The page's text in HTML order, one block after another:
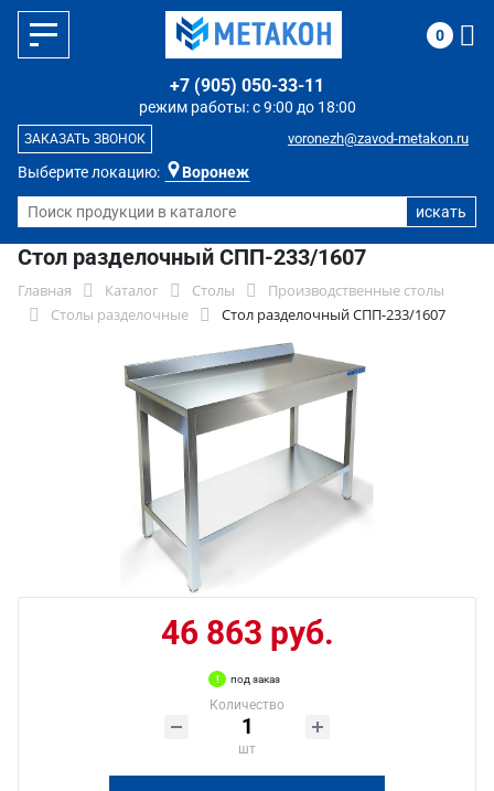
Выберите локацию: Воронеж
режим работы: с 9:00 до 18:00
+7 (905) 050-33-11
voronezh@zavod-metakon.ru
ЗАКАЗАТЬ ЗВОНОК
0
Стол разделочный СПП-233/1607
Главная Каталог Столы
Производственные столы
Столы разделочные
Стол разделочный СПП-233/1607
46 863 руб.
под заказ
Количество
шт